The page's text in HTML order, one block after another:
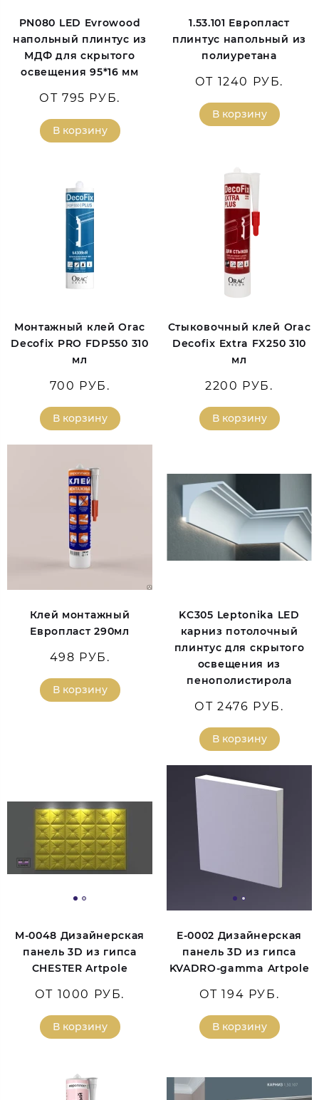
PN080 LED Evrowood
напольный плинтус из
МДФ для скрытого
освещения 95*16 мм
ОТ 795 РУБ.
В корзину
1.53.101 Европласт
плинтус напольный из
полиуретана
ОТ 1240 РУБ.
В корзину
Монтажный клей Orac
Decofix PRO FDP550 310
мл
700 РУБ.
В корзину
Стыковочный клей Orac
Decofix Extra FX250 310
мл
2200 РУБ.
В корзину
Клей монтажный
Европласт 290мл
498 РУБ.
В корзину
KC305 Leptonika LED
карниз потолочный
плинтус для скрытого
освещения из
пенополистирола
ОТ 2476 РУБ.
В корзину
M-0048 Дизайнерская
панель 3D из гипса
CHESTER Artpole
ОТ 1000 РУБ.
В корзину
E-0002 Дизайнерская
панель 3D из гипса
KVADRO-gamma Artpole
ОТ 194 РУБ.
В корзину